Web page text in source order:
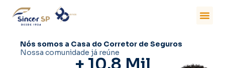
Nós somos a Casa do Corretor de Seguros
Nossa comunidade já reúne
+ 10.8 Mil